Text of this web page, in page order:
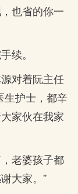
也省的你一
续。
对着阮主任
生护士，都辛
家伙在我家
老婆孩子都
大家。”